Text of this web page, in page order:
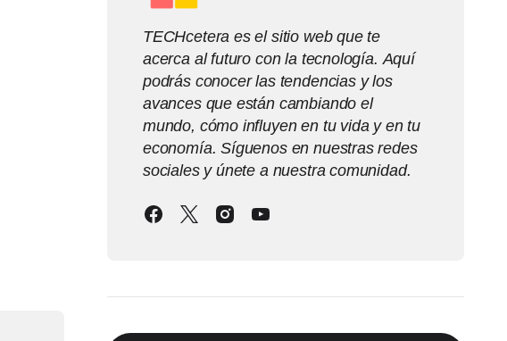
TECHcetera es el sitio web que te
acerca al futuro con la tecnología. Aquí
podrás conocer las tendencias y los
avances que están cambiando el
mundo, cómo influyen en tu vida y en tu
economía. Síguenos en nuestras redes
sociales y únete a nuestra comunidad.